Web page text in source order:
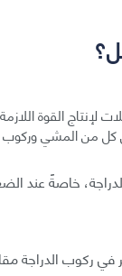
القوة
كل من المشي وركوب
خاصةً عند
ركوب الدراجة